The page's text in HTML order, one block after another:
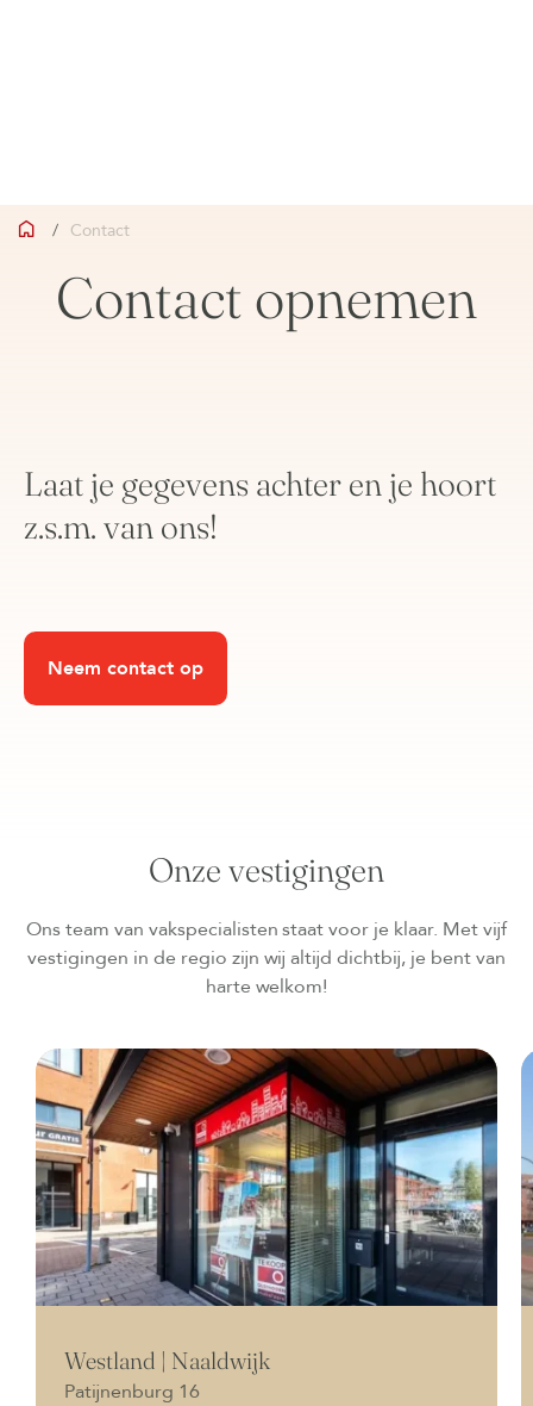
/ Contact
Contact opnemen
Laat je gegevens achter en je hoort
z.s.m. van ons!
Neem contact op
Onze vestigingen
Ons team van vakspecialisten staat voor je klaar. Met vijf
vestigingen in de regio zijn wij altijd dichtbij, je bent van
harte welkom!
Westland | Naaldwijk
Patijnenburg 16